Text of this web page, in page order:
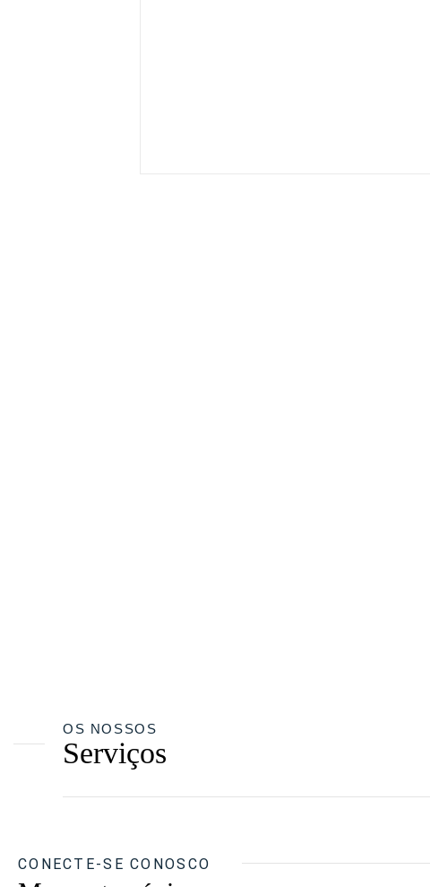
OS NOSSOS
Serviços
CONECTE-SE CONOSCO